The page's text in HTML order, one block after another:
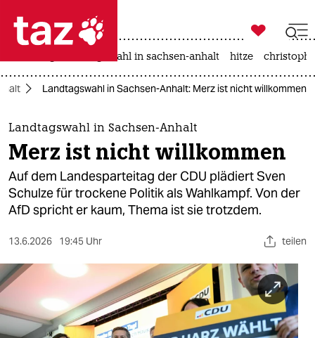
 taz zahl ich
taz zahl ich
themen
politik
öko
gesellschaft
sport
berlin

taz zahl ich
landtagswahl in sachsen-anhalt hitze
Landtagswahl in Sachsen-Anhalt: Merz ist nicht willkommen
Landtagswahl in Sachsen-Anhalt
Merz ist nicht willkommen
Auf dem Landesparteitag der CDU plädiert Sven
Schulze für trockene Politik als Wahlkampf. Von der
AfD spricht er kaum, Thema ist sie trotzdem.
13.6.2026 19:45 Uhr teilen